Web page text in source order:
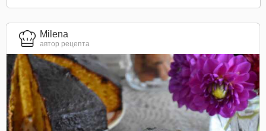
Milena
автор рецепта